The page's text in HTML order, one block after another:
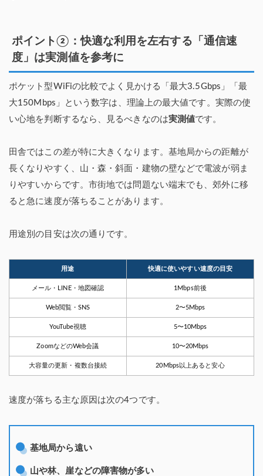
ポイント②：快適な利用を左右する「通信速
度」は実測値を参考に
ポケット型WiFiの比較でよく見かける「最大3.5Gbps」「最
大150Mbps」という数字は、理論上の最大値です。実際の使
い心地を判断するなら、見るべきなのは実測値です。
田舎ではこの差が特に大きくなります。基地局からの距離が
長くなりやすく、山・森・斜面・建物の壁などで電波が弱ま
りやすいからです。市街地では問題ない端末でも、郊外に移
ると急に速度が落ちることがあります。
用途別の目安は次の通りです。
用途 快適に使いやすい速度の目安
メール・LINE・地図確認 1Mbps前後
Web閲覧・SNS 2〜5Mbps
YouTube視聴 5〜10Mbps
ZoomなどのWeb会議 10〜20Mbps
大容量の更新・複数台接続 20Mbps以上あると安心
速度が落ちる主な原因は次の4つです。
基地局から遠い
山や林、崖などの障害物が多い